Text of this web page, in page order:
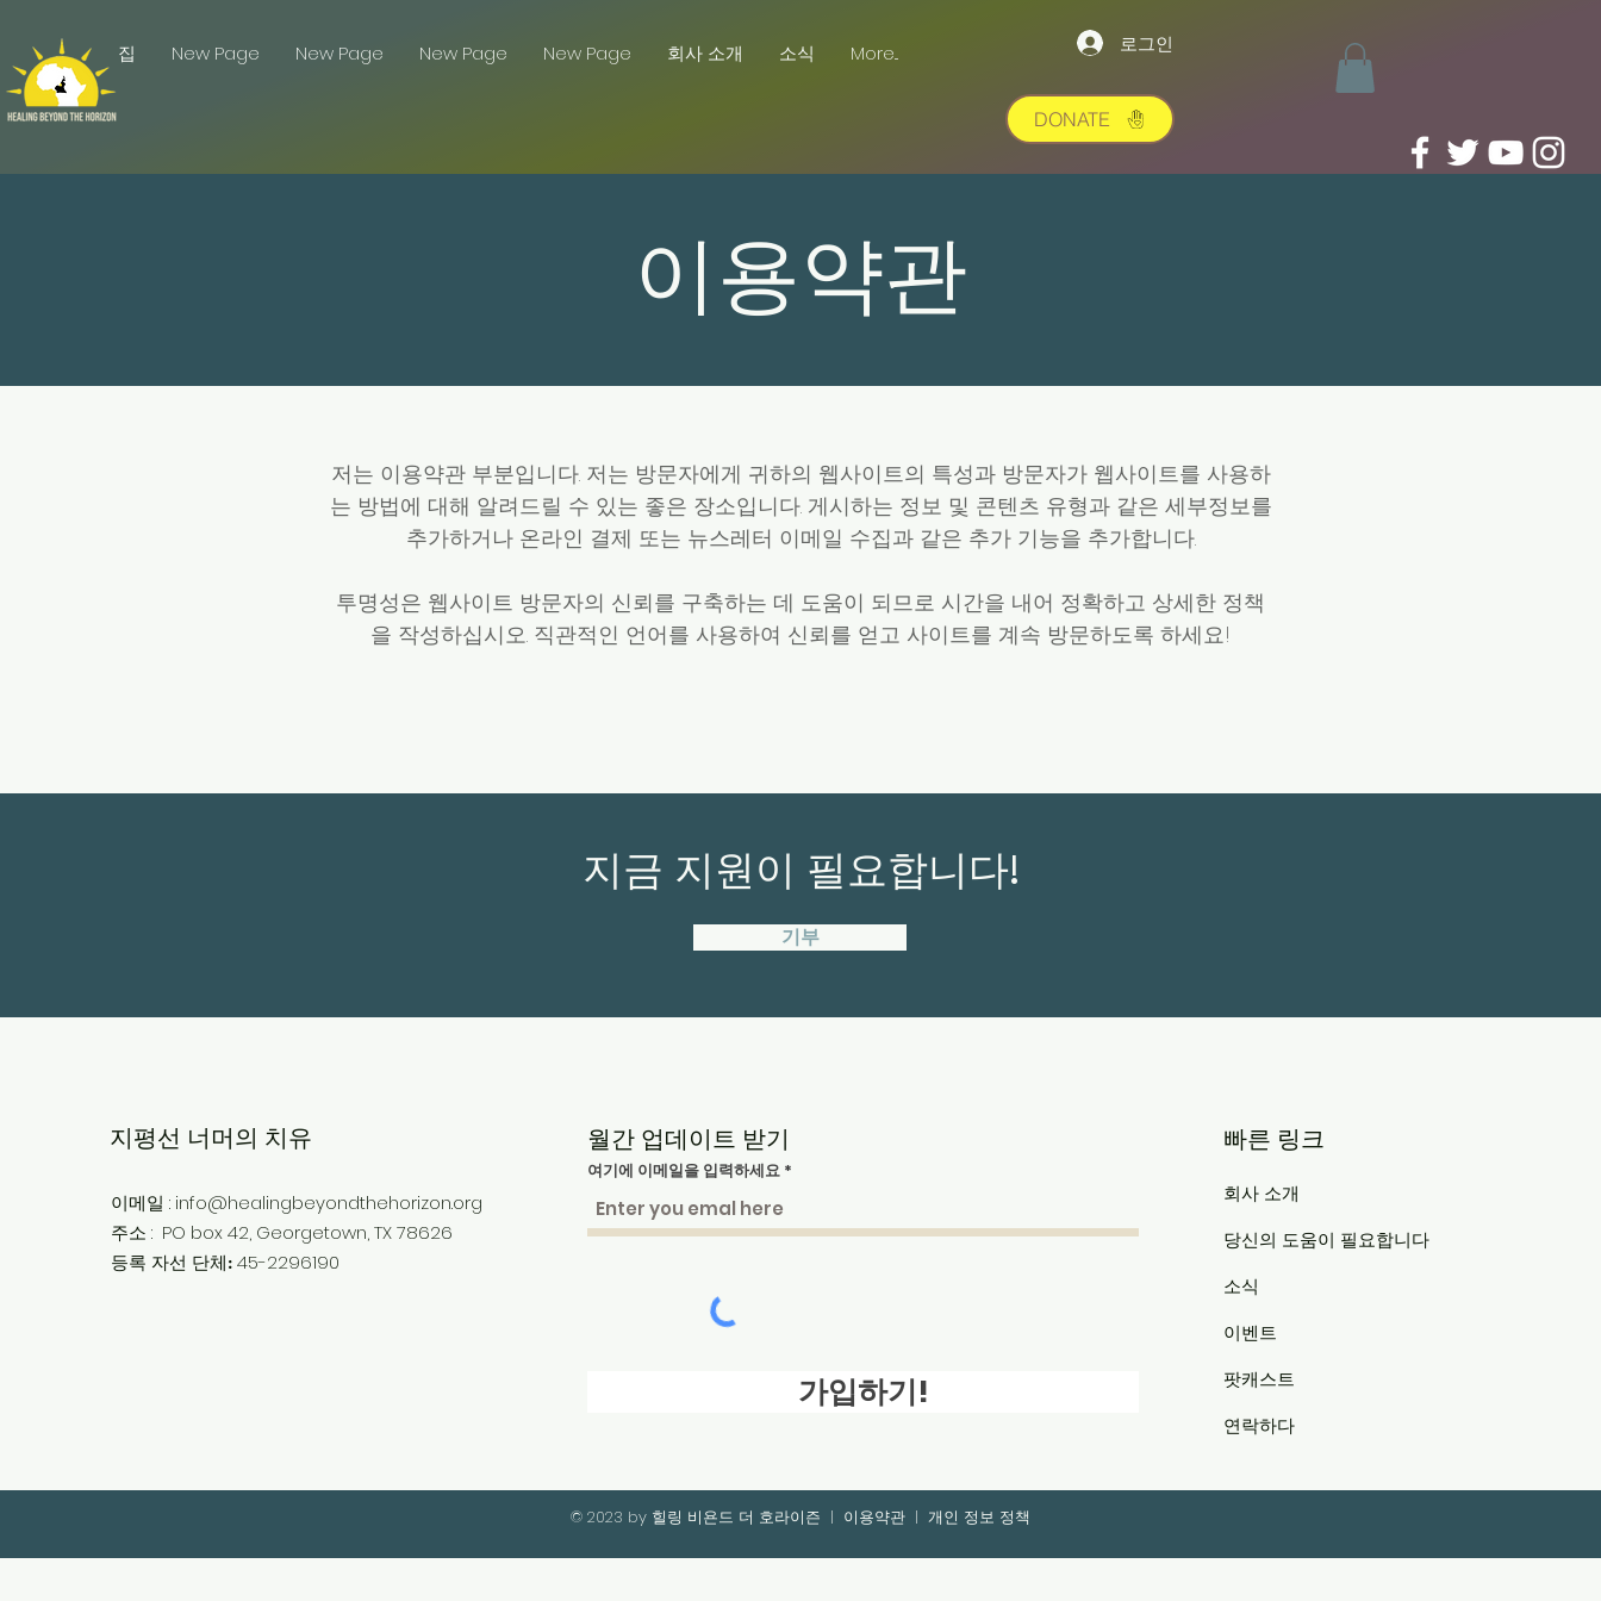
집 New Page New Page New Page New Page 회사 소개 소식 More... 로그인
DONATE
이용약관
저는 이용약관 부분입니다. 저는 방문자에게 귀하의 웹사이트의 특성과 방문자가 웹사이트를 사용하
는 방법에 대해 알려드릴 수 있는 좋은 장소입니다. 게시하는 정보 및 콘텐츠 유형과 같은 세부정보를
추가하거나 온라인 결제 또는 뉴스레터 이메일 수집과 같은 추가 기능을 추가합니다.
투명성은 웹사이트 방문자의 신뢰를 구축하는 데 도움이 되므로 시간을 내어 정확하고 상세한 정책
을 작성하십시오. 직관적인 언어를 사용하여 신뢰를 얻고 사이트를 계속 방문하도록 하세요!
지금 지원이 필요합니다!
기부
지평선 너머의 치유
이메일 : info@healingbeyondthehorizon.org
주소 : PO box 42, Georgetown, TX 78626
등록 자선 단체: 45-2296190
월간 업데이트 받기
여기에 이메일을 입력하세요
가입하기!
빠른 링크
회사 소개
당신의 도움이 필요합니다
소식
이벤트
팟캐스트
연락하다
© 2023 by 힐링 비욘드 더 호라이즌 | 이용약관 | 개인 정보 정책